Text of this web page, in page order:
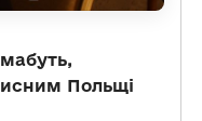
Польщі